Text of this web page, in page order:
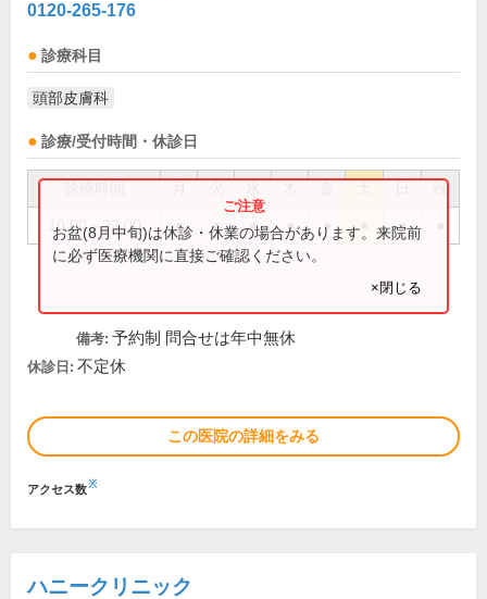
0120-265-176
診療科目
頭部皮膚科
診療/受付時間・休診日
祝
10:00～22:00 ● ● ● ● ● ●
お盆(8月中旬)は休診・休業の場合があります。来院前
に必ず医療機関に直接ご確認ください。
×閉じる
備考: 予約制 問合せは年中無休
休診日: 不定休
この医院の詳細をみる
アクセス数※
ハニークリニック